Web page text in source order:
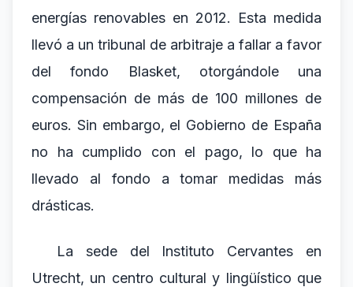
energías renovables en 2012. Esta medida
llevó a un tribunal de arbitraje a fallar a favor
del fondo Blasket, otorgándole una
compensación de más de 100 millones de
euros. Sin embargo, el Gobierno de España
no ha cumplido con el pago, lo que ha
llevado al fondo a tomar medidas más
drásticas.
La sede del Instituto Cervantes en
Utrecht, un centro cultural y lingüístico que